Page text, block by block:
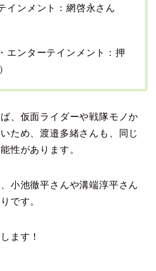
インメント：網啓永さん
エンターテインメント：押
、仮面ライダーや戦隊モノか
ため、渡邉多緒さんも、同じ
性があります。
小池徹平さんや溝端淳平さん
です。
ます！